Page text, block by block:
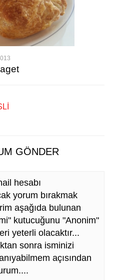
GÖNDER
hesabı
yorum bırakmak
aşağıda bulunan
kutucuğunu "Anonim"
yeterli olacaktır...
sonra isminizi
açısından